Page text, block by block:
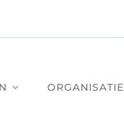
ORGANISATIE